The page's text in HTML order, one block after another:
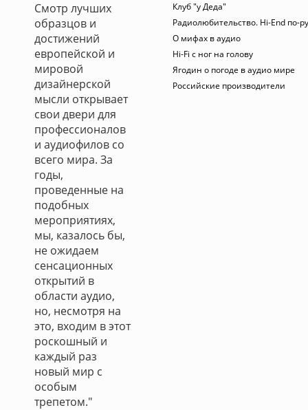
Смотр лучших
образцов и
достижений
европейской и
мировой
дизайнерской
мысли открывает
свои двери для
профессионалов
и аудиофилов со
всего мира. За
годы,
проведенные на
подобных
мероприятиях,
мы, казалось бы,
не ожидаем
сенсационных
открытий в
области аудио,
но, несмотря на
это, входим в этот
роскошный и
каждый раз
новый мир с
особым
трепетом."
Клуб "у Деда"
Радиолюбительство. Hi-End по-
О мифах в аудио
Hi-Fi с ног на голову
Ягодин о погоде в аудио мире
Российские производители